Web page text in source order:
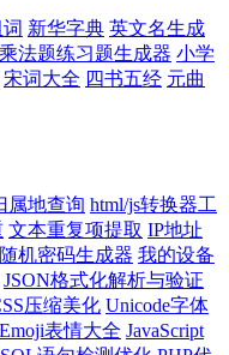
新华字典 英文名生成
法题练习题生成器 小学
宋词大全 四书五经 元曲
属地查询 html/js转换器工
文本重复项提取 IP地址
随机密码生成器 我的设备
JSON格式化解析与验证
压缩美化 Unicode字体
Emoji表情大全 JavaScript